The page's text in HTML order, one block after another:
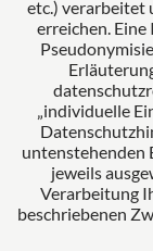
Zertifiziertes
etc.) verarbeitet
erreichen.
„individuelle
untenstehenden
jeweils
Verarbeitung
beschriebenen